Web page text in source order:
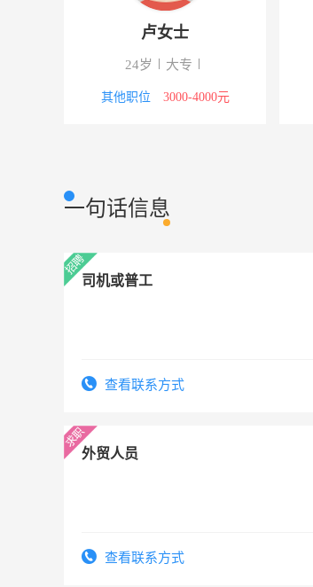
奶厅技术服务工程师
地质工程师 其他类型
卢女士
24岁 大专
其他职位 3000-4000元
一句话信息
司机或普工
查看联系方式
外贸人员
查看联系方式